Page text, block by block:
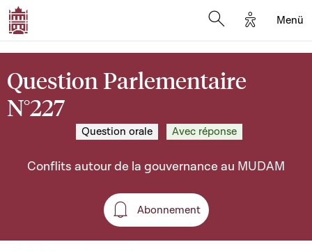
Options
Menü
Question Parlementaire
N°227
Question orale Avec réponse
Conflits autour de la gouvernance au MUDAM
Abonnement
Abonnement